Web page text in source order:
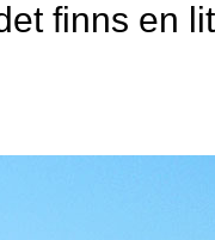
finns en